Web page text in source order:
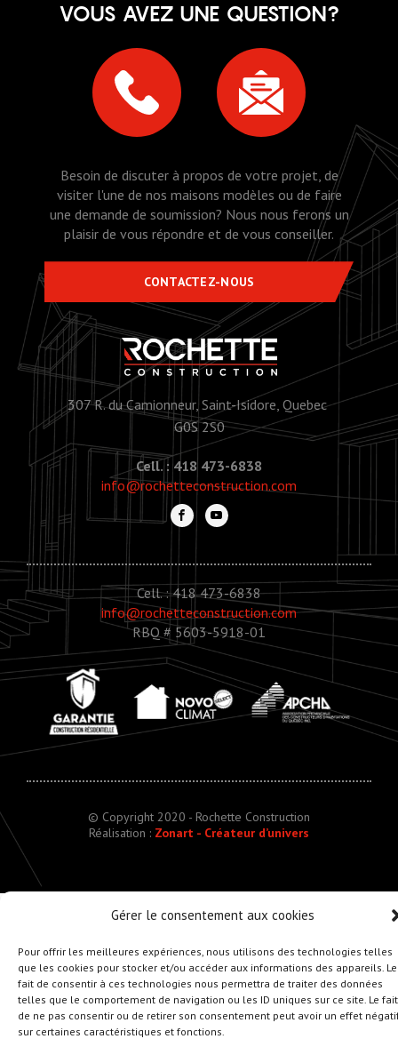
Gérer le consentement aux cookies
Pour offrir les meilleures expériences, nous utilisons des technologies telles
que les cookies pour stocker et/ou accéder aux informations des appareils. Le
fait de consentir à ces technologies nous permettra de traiter des données
telles que le comportement de navigation ou les ID uniques sur ce site. Le fait
de ne pas consentir ou de retirer son consentement peut avoir un effet
sur certaines caractéristiques et fonctions.
VOUS AVEZ UNE QUESTION?
Besoin de discuter à propos de votre projet, de
visiter l'une de nos maisons modèles ou de faire
une demande de soumission? Nous nous ferons un
plaisir de vous répondre et de vous conseiller.
CONTACTEZ-NOUS
307 R. du Camionneur, Saint-Isidore, Quebec
G0S 2S0
Cell. : 418 473-6838
info@rochetteconstruction.com
Cell. : 418 473-6838
info@rochetteconstruction.com
RBQ # 5603-5918-01
© Copyright 2020 - Rochette Construction
Réalisation : Zonart - Créateur d’univers